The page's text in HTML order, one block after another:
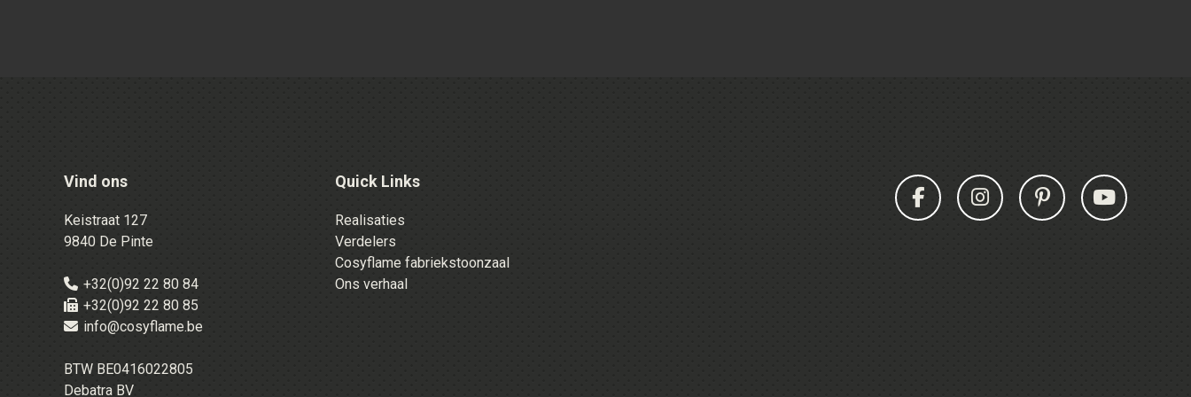
Vind ons
Keistraat 127
9840 De Pinte
+32(0)92 22 80 84
+32(0)92 22 80 85
info@cosyflame.be
BTW BE0416022805
Debatra BV
Quick Links
Realisaties
Verdelers
Cosyflame fabriekstoonzaal
Ons verhaal